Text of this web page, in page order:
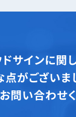
サインに関し
点がございま
問い合わせ